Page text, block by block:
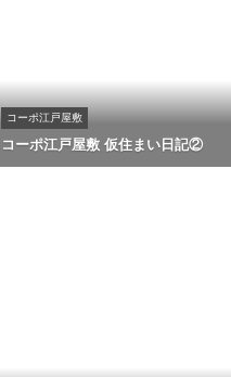
コーポ江戸屋敷
コーポ江戸屋敷 仮住まい日記②